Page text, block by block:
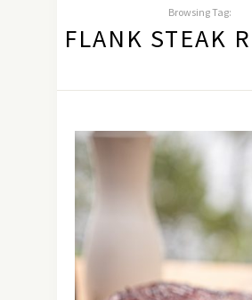
Browsing Tag:
FLANK STEAK